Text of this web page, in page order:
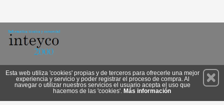
Suscríbete
Esta web utiliza 'cookies' propias y de terceros para ofrecerle una mejor
experiencia y servicio y poder registrar el proceso de compra. Al
navegar o utilizar nuestros servicios el usuario acepta el uso que
hacemos de las 'cookies'. Más información